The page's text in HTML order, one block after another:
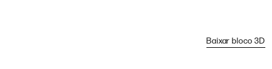
Baixar bloco 3D